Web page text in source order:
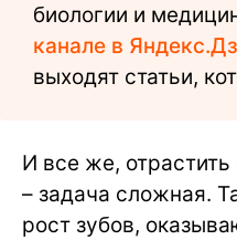
биологии и
канале в
выходят статьи,
И все же,
– задача сложная.
рост зубов,